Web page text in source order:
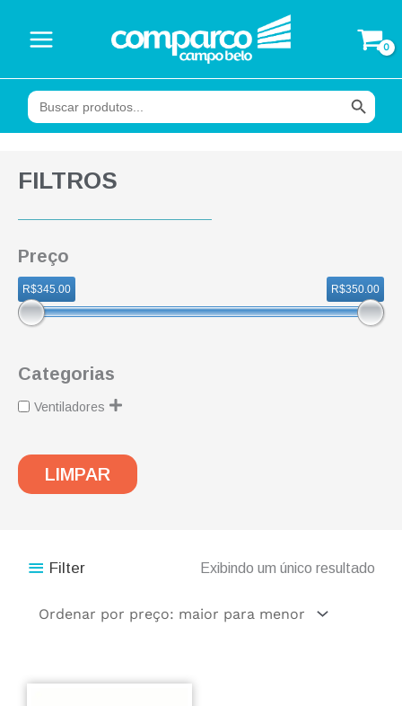
conteúdo
Search
for:
Search Button
FILTROS
Preço
R$345.00 R$350.00
Categorias
Ventiladores
LIMPAR
Filter Exibindo um único resultado